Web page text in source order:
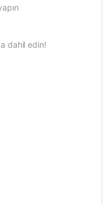
dahil edin!